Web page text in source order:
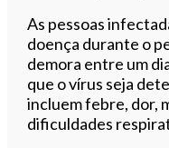
As pessoas
doença durante o
demora entre um
que o vírus seja
incluem febre, dor,
dificuldades